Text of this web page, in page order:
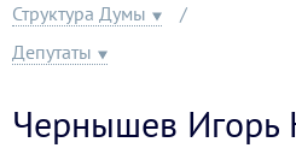
Структура Думы
Депутаты
Чернышев Игорь